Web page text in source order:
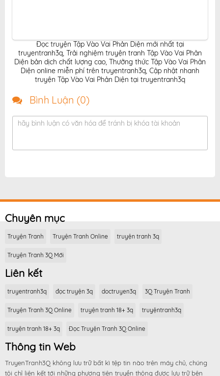
Đọc truyện Tập Vào Vai Phản Diện mới nhất tại
truyentranh3q, Trải nghiệm truyện tranh Tập Vào Vai Phản
Diện bản dịch chất lượng cao, Thưởng thức Tập Vào Vai Phản
Diện online miễn phí trên truyentranh3q, Cập nhật nhanh
truyện Tập Vào Vai Phản Diện tại truyentranh3q
Bình Luận (0)
hãy bình luận có văn hóa để tránh bị khóa tài khoản
Chuyên mục
Truyện Tranh Truyện Tranh Online truyện tranh 3q
Truyện Tranh 3Q Mới
Liên kết
truyentranh3q đọc truyện 3q doctruyen3q 3Q Truyện Tranh
Truyện Tranh 3Q Online truyện tranh 18+ 3q truyệntranh3q
truyện tranh 18+ 3q Đọc Truyện Tranh 3Q Online
Thông tin Web
TruyenTranh3Q không lưu trữ bất kì tệp tin nào trên máy chủ, chúng
tôi chỉ liên kết tới những phương tiện truyền thông được lưu trữ bên